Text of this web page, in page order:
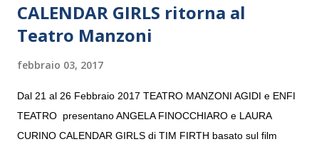
CALENDAR GIRLS ritorna al
Teatro Manzoni
febbraio 03, 2017
Dal 21 al 26 Febbraio 2017 TEATRO MANZONI AGIDI e ENFI
TEATRO presentano ANGELA FINOCCHIARO e LAURA
CURINO CALENDAR GIRLS di TIM FIRTH basato sul film